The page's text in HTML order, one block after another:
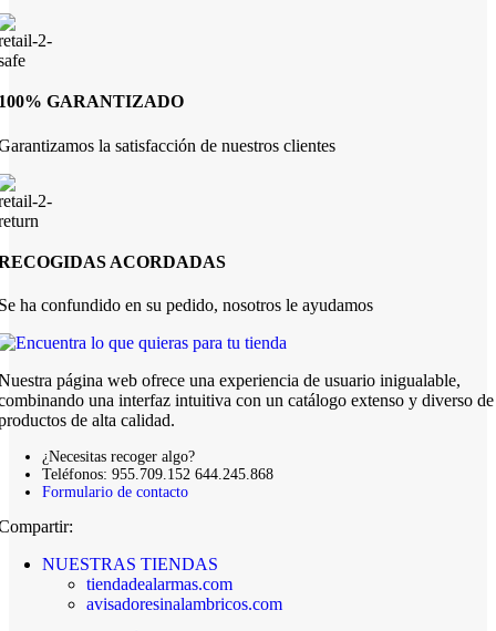
GARANTIZADO
la satisfacción de nuestros clientes
ACORDADAS
ha confundido en su pedido, nosotros le ayudamos
página web ofrece una experiencia de usuario inigualable,
una interfaz intuitiva con un catálogo extenso y diverso de
de alta calidad.
¿Necesitas recoger algo?
Teléfonos: 955.709.152 644.245.868
Formulario de contacto
NUESTRAS TIENDAS
tiendadealarmas.com
avisadoresinalambricos.com